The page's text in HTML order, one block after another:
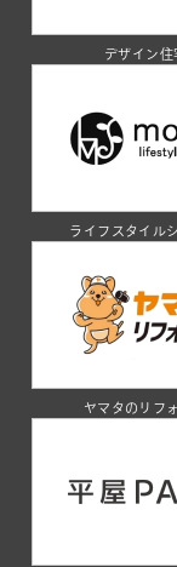
デザイン住
ライフスタイル
ヤマタのリフ